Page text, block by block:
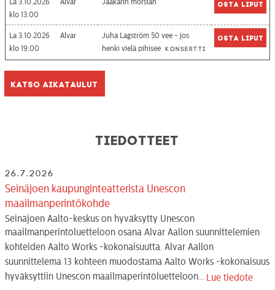
13:00
Osta liput
La 3.10.2026
19:00
Alvar
Juha Lagström 50 vee - jos
henki vielä pihisee Konsertti
Osta liput
Katso aikataulut
Tiedotteet
26.7.2026
Seinäjoen kaupunginteatterista Unescon
maailmanperintökohde
Seinäjoen Aalto-keskus on hyväksytty Unescon
maailmanperintöluetteloon osana Alvar Aallon suunnittelemien
kohteiden Aalto Works -kokonaisuutta. Alvar Aallon
suunnittelema 13 kohteen muodostama Aalto Works -kokonaisuus
hyväksyttiin Unescon maailmaperintöluetteloon... Lue tiedote